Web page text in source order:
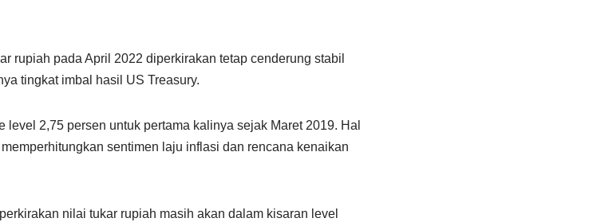
rupiah pada April 2022 diperkirakan tetap cenderung stabil
tingkat imbal hasil US Treasury.
2,75 persen untuk pertama kalinya sejak Maret 2019. Hal
sentimen laju inflasi dan rencana kenaikan
nilai tukar rupiah masih akan dalam kisaran level